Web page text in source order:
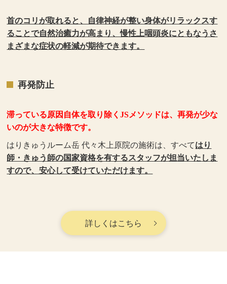
首のコリが取れると、自律神経が整い身体がリラックスす
ることで自然治癒力が高まり、慢性上咽頭炎にともなうさ
まざまな症状の軽減が期待できます。
再発防止
滞っている原因自体を取り除くJSメソッドは、再発が少な
いのが大きな特徴です。
はりきゅうルーム岳 代々木上原院の施術は、すべてはり
師・きゅう師の国家資格を有するスタッフが担当いたしま
すので、安心して受けていただけます。
詳しくはこちら